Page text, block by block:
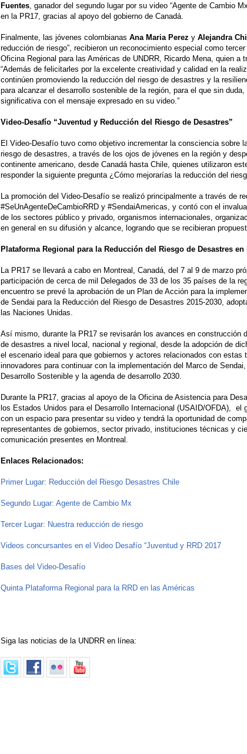
Fuentes, ganador del segundo lugar por su video “Agente de Cambio
en la PR17, gracias al apoyo del gobierno de Canadá.
Finalmente, las jóvenes colombianas Ana Maria Perez y Alejandra
reducción de riesgo”, recibieron un reconocimiento especial como
Oficina Regional para las Américas de UNDRR, Ricardo Mena, quien a
“Además de felicitarles por la excelente creatividad y calidad en la
continúen promoviendo la reducción del riesgo de desastres y la
para alcanzar el desarrollo sostenible de la región, para el que sin
significativa con el mensaje expresado en su video.”
Video-Desafío “Juventud y Reducción del Riesgo de Desastres”
El Video-Desafío tuvo como objetivo incrementar la consciencia sobre
riesgo de desastres, a través de los ojos de jóvenes en la región y
continente americano, desde Canadá hasta Chile, quienes utilizaron
responder la siguiente pregunta ¿Cómo mejorarías la reducción del
La promoción del Video-Desafío se realizó principalmente a través de
#SeUnAgenteDeCambioRRD y #SendaiAmericas, y contó con el
de los sectores público y privado, organismos internacionales,
en general en su difusión y alcance, logrando que se recibieran
Plataforma Regional para la Reducción del Riesgo de Desastres en
La PR17 se llevará a cabo en Montreal, Canadá, del 7 al 9 de marzo
participación de cerca de mil Delegados de 33 de los 35 países de la
encuentro se prevé la aprobación de un Plan de Acción para la
de Sendai para la Reducción del Riesgo de Desastres 2015-2030,
las Naciones Unidas.
Así mismo, durante la PR17 se revisarán los avances en construcción
de desastres a nivel local, nacional y regional, desde la adopción de
el escenario ideal para que gobiernos y actores relacionados con
innovadores para continuar con la implementación del Marco de
Desarrollo Sostenible y la agenda de desarrollo 2030.
Durante la PR17, gracias al apoyo de la Oficina de Asistencia para
los Estados Unidos para el Desarrollo Internacional (USAID/OFDA), el
con un espacio para presentar su video y tendrá la oportunidad de
representantes de gobiernos, sector privado, instituciones técnicas y
comunicación presentes en Montreal.
Enlaces Relacionados:
Primer Lugar: Reducción del Riesgo Desastres Chile
Segundo Lugar: Agente de Cambio Mx
Tercer Lugar: Nuestra reducción de riesgo
Videos concursantes en el Video Desafío “Juventud y RRD 2017
Bases del Video-Desafío
Quinta Plataforma Regional para la RRD en las Américas
Siga las noticias de la UNDRR en línea: